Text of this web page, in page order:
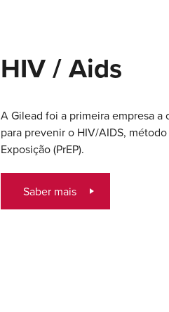
HIV / Aids
A Gilead foi a primeira empresa
para prevenir o HIV/AIDS,
Exposição (PrEP).
Saber mais